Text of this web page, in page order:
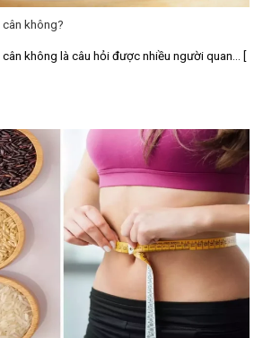
không?
không là câu hỏi được nhiều người quan... [